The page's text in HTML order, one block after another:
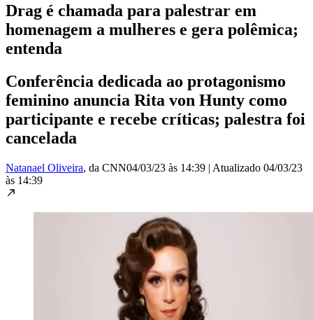
Drag é chamada para palestrar em
homenagem a mulheres e gera polêmica;
entenda
Conferência dedicada ao protagonismo
feminino anuncia Rita von Hunty como
participante e recebe críticas; palestra foi
cancelada
Natanael Oliveira, da CNN04/03/23 às 14:39 | Atualizado 04/03/23
às 14:39